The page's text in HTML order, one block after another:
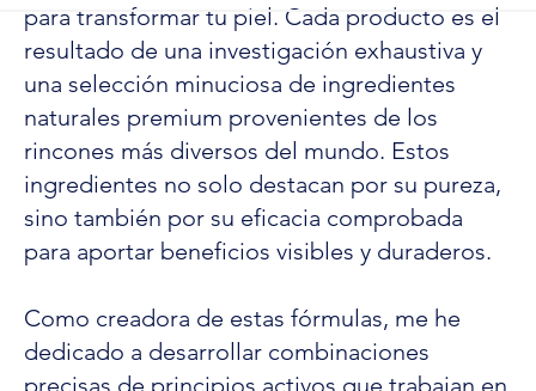
para transformar tu piel. Cada producto es el
resultado de una investigación exhaustiva y
una selección minuciosa de ingredientes
naturales premium provenientes de los
rincones más diversos del mundo. Estos
ingredientes no solo destacan por su pureza,
sino también por su eficacia comprobada
para aportar beneficios visibles y duraderos.
Como creadora de estas fórmulas, me he
dedicado a desarrollar combinaciones
precisas de principios activos que trabajan en